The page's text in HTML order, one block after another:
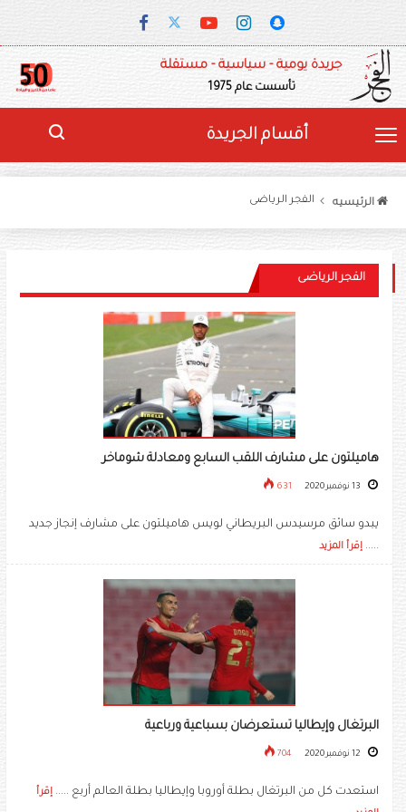
جريدة يومية - سياسية - مستقلة
تأسست عام 1975
أقسام الجريدة
الرئيسيه الفجر الرياضى
الفجر الرياضى
هاميلتون على مشارف اللقب السابع ومعادلة شوماخر
631
يبدو سائق مرسيدس البريطاني لويس هاميلتون على مشارف إنجاز جديد
..... إقرأ المزيد
البرتغال وإيطاليا تستعرضان بسباعية ورباعية
704
استعدت كل من البرتغال بطلة أوروبا وإيطاليا بطلة العالم أربع ..... إقرأ